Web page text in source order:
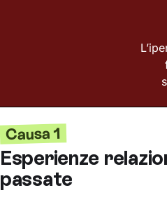
Causa 1
Esperienze
passate